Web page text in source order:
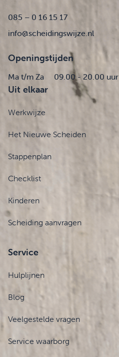
085 – 0 16 15 17
info@scheidingswijze.nl
Openingstijden
Ma t/m Za 09.00 - 20.00 uur
Uit elkaar
Werkwijze
Het Nieuwe Scheiden
Stappenplan
Checklist
Kinderen
Scheiding aanvragen
Service
Hulplijnen
Blog
Veelgestelde vragen
Service waarborg